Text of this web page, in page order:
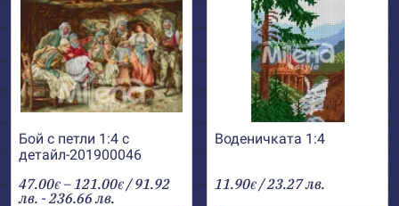
Бой с петли 1:4 с
детайл-201900046
47.00€ –121.00€Price
range:
/ 91.92
лв. - 236.66 лв.
Воденичката 1:4
11.90€ / 23.27 лв.